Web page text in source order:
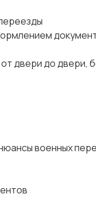
двери до двери,
военных